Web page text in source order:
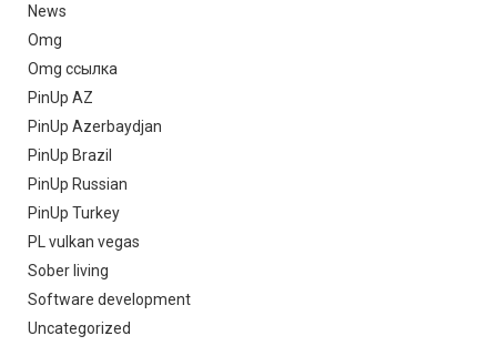
News
Omg
Omg ссылка
PinUp AZ
PinUp Azerbaydjan
PinUp Brazil
PinUp Russian
PinUp Turkey
PL vulkan vegas
Sober living
Software development
Uncategorized